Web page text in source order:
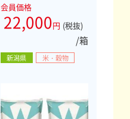
会員価格
22,000円 (税抜)
/箱
新潟県 米・穀物